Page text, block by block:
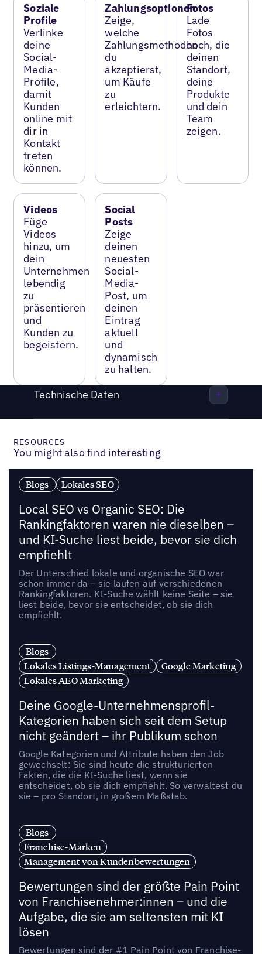
Soziale
Profile
Verlinke
deine
Social-
Media-
Profile,
damit
Kunden
online mit
dir in
Kontakt
treten
können.
Zahlungsoptionen
Zeige,
welche
Zahlungsmethoden
du
akzeptierst,
um Käufe
zu
erleichtern.
Fotos
Lade
Fotos
hoch, die
deinen
Standort,
deine
Produkte
und dein
Team
zeigen.
Videos
Füge
Videos
hinzu, um
dein
Unternehmen
lebendig
zu
präsentieren
und
Kunden zu
begeistern.
Social
Posts
Zeige
deinen
neuesten
Social-
Media-
Post, um
deinen
Eintrag
aktuell
und
dynamisch
zu halten.
Technische Daten
RESOURCES
You might also find interesting
Blogs Lokales SEO
Local SEO vs Organic SEO: Die
Rankingfaktoren waren nie dieselben –
und KI-Suche liest beide, bevor sie dich
empfiehlt
Der Unterschied lokale und organische SEO war
schon immer da – sie laufen auf verschiedenen
Rankingfaktoren. KI-Suche wählt keine Seite – sie
liest beide, bevor sie entscheidet, ob sie dich
empfiehlt.
Blogs
Lokales Listings-Management
Google Marketing
Lokales AEO Marketing
Deine Google-Unternehmensprofil-
Kategorien haben sich seit dem Setup
nicht geändert – ihr Publikum schon
Google Kategorien und Attribute haben den Job
gewechselt: Sie sind heute die strukturierten
Fakten, die die KI-Suche liest, wenn sie
entscheidet, ob sie dich empfiehlt. So verwaltest du
sie – pro Standort, in großem Maßstab.
Blogs
Franchise-Marken
Management von Kundenbewertungen
Bewertungen sind der größte Pain Point
von Franchisenehmer:innen – und die
Aufgabe, die sie am seltensten mit KI
lösen
Bewertungen sind der #1 Pain Point von Franchise-